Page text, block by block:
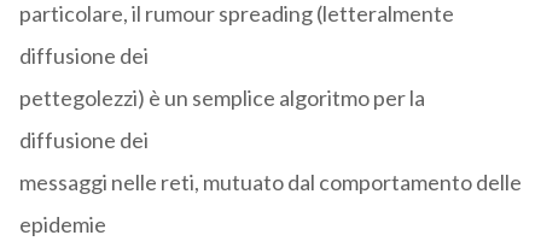
particolare, il rumour spreading (letteralmente
diffusione dei
pettegolezzi) è un semplice algoritmo per la
diffusione dei
messaggi nelle reti, mutuato dal comportamento delle
epidemie